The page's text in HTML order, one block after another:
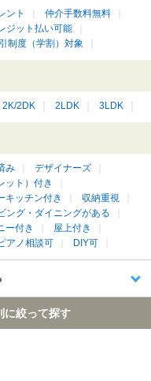
ント
仲介手数料無料
ジット払い可能
制度（学割）対象
2K/2DK 2LDK 3LDK
み
デザイナーズ
ット）付き
キッチン付き
収納重視
ング・ダイニングがある
ー付き
屋上付き
ピアノ相談可 DIY可
に絞って探す